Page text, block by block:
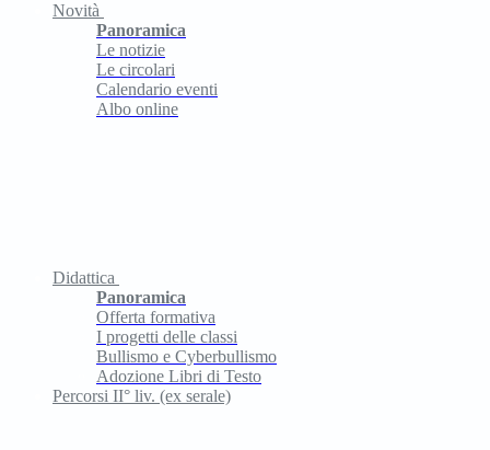
Novità
Panoramica
Le notizie
Le circolari
Calendario eventi
Albo online
Didattica
Panoramica
Offerta formativa
I progetti delle classi
Bullismo e Cyberbullismo
Adozione Libri di Testo
Percorsi II° liv. (ex serale)